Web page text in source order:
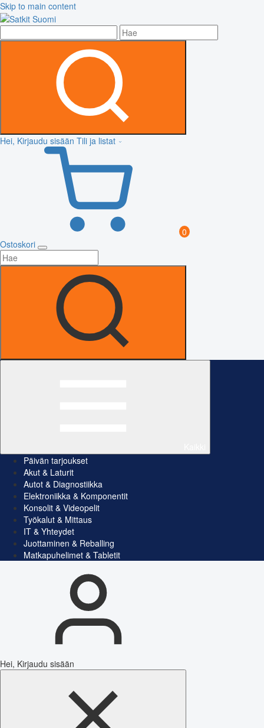
Skip to main content
Hei, Kirjaudu sisään Tili ja listat
0
Ostoskori
Päivän tarjoukset
Akut & Laturit
Autot & Diagnostiikka
Elektroniikka & Komponentit
Konsolit & Videopelit
Työkalut & Mittaus
IT & Yhteydet
Juottaminen & Reballing
Matkapuhelimet & Tabletit
Hei, Kirjaudu sisään